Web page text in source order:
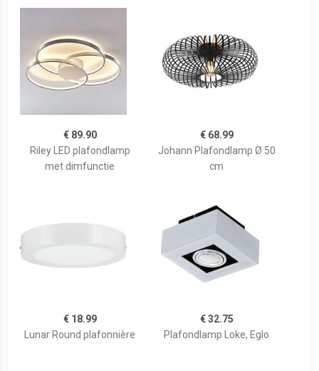
€ 89.90
Riley LED plafondlamp
met dimfunctie
€ 68.99
Johann Plafondlamp Ø 50
cm
€ 18.99
Lunar Round plafonnière
€ 32.75
Plafondlamp Loke, Eglo